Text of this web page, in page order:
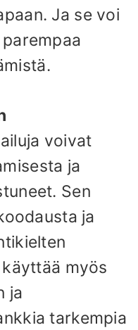
Ja se voi
voivat
ja
Sen
ja
myös
ja
tarkempia